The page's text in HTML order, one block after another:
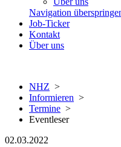
Navigation
Job-Ticker
Kontakt
Über uns
NHZ >
Informieren >
Termine >
Eventleser
02.03.2022